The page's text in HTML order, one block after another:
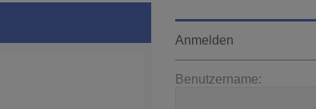
Anmelden
Benutzername: